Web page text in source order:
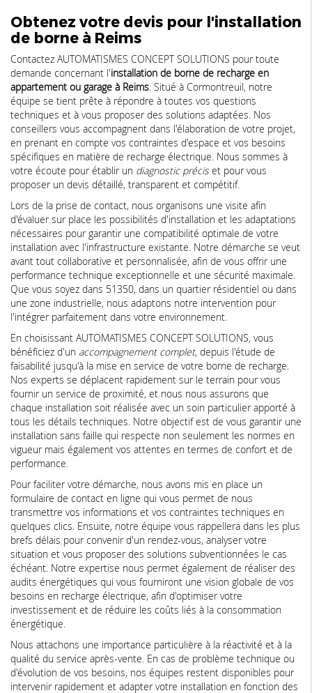
Obtenez votre devis pour l'installation
de borne à Reims
Contactez AUTOMATISMES CONCEPT SOLUTIONS pour toute
demande concernant l'installation de borne de recharge en
appartement ou garage à Reims. Situé à Cormontreuil, notre
équipe se tient prête à répondre à toutes vos questions
techniques et à vous proposer des solutions adaptées. Nos
conseillers vous accompagnent dans l'élaboration de votre projet,
en prenant en compte vos contraintes d'espace et vos besoins
spécifiques en matière de recharge électrique. Nous sommes à
votre écoute pour établir un diagnostic préciset pour vous
proposer un devis détaillé, transparent et compétitif.
Lors de la prise de contact, nous organisons une visite afin
d'évaluer sur place les possibilités d'installation et les adaptations
nécessaires pour garantir une compatibilité optimale de votre
installation avec l'infrastructure existante. Notre démarche se veut
avant tout collaborative et personnalisée, afin de vous offrir une
performance technique exceptionnelle et une sécurité maximale.
Que vous soyez dans 51350, dans un quartier résidentiel ou dans
une zone industrielle, nous adaptons notre intervention pour
l'intégrer parfaitement dans votre environnement.
En choisissant AUTOMATISMES CONCEPT SOLUTIONS, vous
bénéficiez d'un accompagnement complet, depuis l'étude de
faisabilité jusqu'à la mise en service de votre borne de recharge.
Nos experts se déplacent rapidement sur le terrain pour vous
fournir un service de proximité, et nous nous assurons que
chaque installation soit réalisée avec un soin particulier apporté à
tous les détails techniques. Notre objectif est de vous garantir une
installation sans faille qui respecte non seulement les normes en
vigueur mais également vos attentes en termes de confort et de
performance.
Pour faciliter votre démarche, nous avons mis en place un
formulaire de contact en ligne qui vous permet de nous
transmettre vos informations et vos contraintes techniques en
quelques clics. Ensuite, notre équipe vous rappellera dans les plus
brefs délais pour convenir d'un rendez-vous, analyser votre
situation et vous proposer des solutions subventionnées le cas
échéant. Notre expertise nous permet également de réaliser des
audits énergétiques qui vous fourniront une vision globale de vos
besoins en recharge électrique, afin d'optimiser votre
investissement et de réduire les coûts liés à la consommation
énergétique.
Nous attachons une importance particulière à la réactivité et à la
qualité du service après-vente. En cas de problème technique ou
d'évolution de vos besoins, nos équipes restent disponibles pour
intervenir rapidement et adapter votre installation en fonction des